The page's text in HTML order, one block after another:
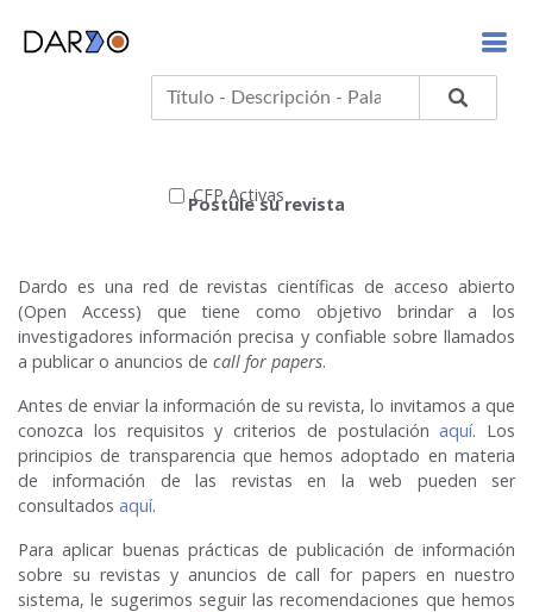
CFP Activas
Postule su revista
Dardo es una red de revistas científicas de acceso abierto
(Open Access) que tiene como objetivo brindar a los
investigadores información precisa y confiable sobre llamados
a publicar o anuncios de call for papers.
Antes de enviar la información de su revista, lo invitamos a que
conozca los requisitos y criterios de postulaciónaquí. Los
principios de transparencia que hemos adoptado en materia
de información de las revistas en la web pueden ser
consultados aquí.
Para aplicar buenas prácticas de publicación de información
sobre su revistas y anuncios de call for papers en nuestro
sistema, le sugerimos seguir las recomendaciones que hemos